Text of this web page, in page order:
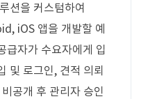
션을 커스텀하여
iOS 앱을 개발할 예
급자가 수요자에게 입
및 로그인, 견적 의뢰
공개 후 관리자 승인